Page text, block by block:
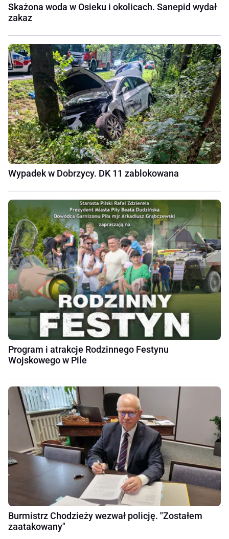
Skażona woda w Osieku i okolicach. Sanepid wydał
zakaz
Wypadek w Dobrzycy. DK 11 zablokowana
Program i atrakcje Rodzinnego Festynu
Wojskowego w Pile
Burmistrz Chodzieży wezwał policję. "Zostałem
zaatakowany"